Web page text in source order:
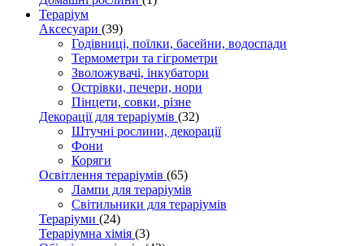
Тераріум
Аксесуари (39)
Годівниці, поїлки, басейни, водоспади
Термометри та гігрометри
Зволожувачі, інкубатори
Острівки, печери, нори
Пінцети, совки, різне
Декорації для тераріумів (32)
Штучні рослини, декорації
Фони
Коряги
Освітлення тераріумів (65)
Лампи для тераріумів
Світильники для тераріумів
Тераріуми (24)
Тераріумна хімія (3)